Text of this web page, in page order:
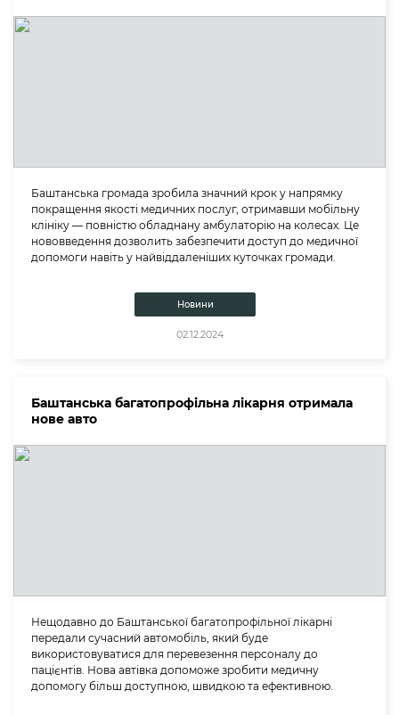
Баштанська громада зробила значний крок у напрямку
покращення якості медичних послуг, отримавши мобільну
клініку — повністю обладнану амбулаторію на колесах. Це
нововведення дозволить забезпечити доступ до медичної
допомоги навіть у найвіддаленіших куточках громади.
Новини
02.12.2024
Баштанська багатопрофільна лікарня отримала
нове авто
Нещодавно до Баштанської багатопрофільної лікарні
передали сучасний автомобіль, який буде
використовуватися для перевезення персоналу до
пацієнтів. Нова автівка допоможе зробити медичну
допомогу більш доступною, швидкою та ефективною.